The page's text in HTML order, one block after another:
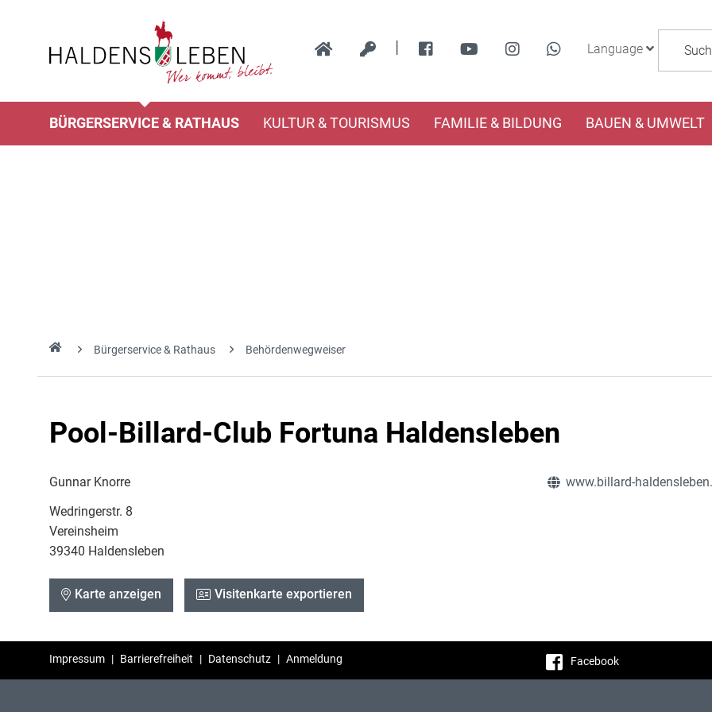
| Language
BÜRGERSERVICE & RATHAUS KULTUR & TOURISMUS FAMILIE & BILDUNG BAUEN & UMWELT
Bürgerservice & Rathaus Behördenwegweiser
Pool-Billard-Club Fortuna Haldensleben
Gunnar Knorre
Wedringerstr. 8
Vereinsheim
39340 Haldensleben
www.billard-
Karte anzeigen Visitenkarte exportieren
Impressum | Barrierefreiheit | Datenschutz | Anmeldung Facebook